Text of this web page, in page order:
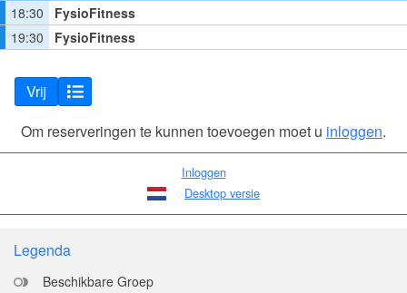
18:30
FysioFitness
19:30
FysioFitness
Vrij
Om reserveringen te kunnen toevoegen moet u inloggen.
Inloggen
Desktop versie
Legenda
Beschikbare Groep